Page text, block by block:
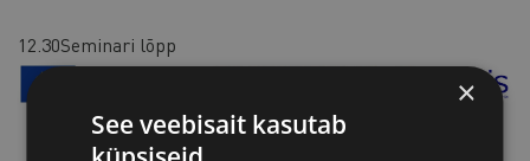
12.30Seminari lõpp
×
See veebisait kasutab